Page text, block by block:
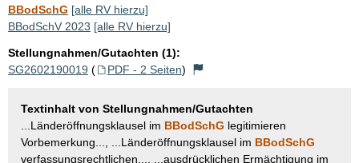
BBodSchG [alle RV hierzu]
BBodSchV 2023 [alle RV hierzu]
Stellungnahmen/Gutachten (1):
SG2602190019 ( PDF - 2 Seiten)
Textinhalt von Stellungnahmen/Gutachten
...Länderöffnungsklausel im BBodSchG legitimieren
Vorbemerkung..., ...Länderöffnungsklausel im BBodSchG
verfassungsrechtlichen..., ...ausdrücklichen Ermächtigung im